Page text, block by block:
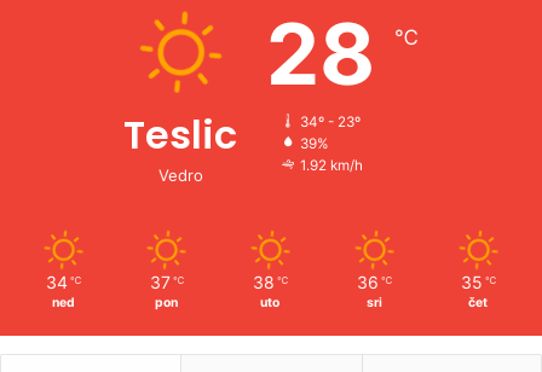
Teslic
Vedro
28 ℃
34º - 23º
39%
1.92 km/h
34 ℃
ned
37 ℃
pon
38 ℃
uto
36 ℃
sri
35 ℃
čet